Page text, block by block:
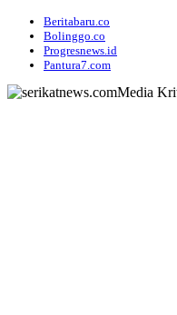
Beritabaru.co
Bolinggo.co
Progresnews.id
Pantura7.com